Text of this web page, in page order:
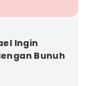
Ingin
Bunuh